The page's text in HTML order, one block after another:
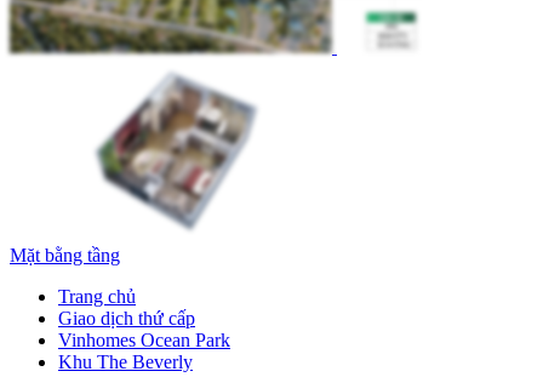
Mặt bằng tầng
Trang chủ
Giao dịch thứ cấp
Vinhomes Ocean Park
Khu The Beverly